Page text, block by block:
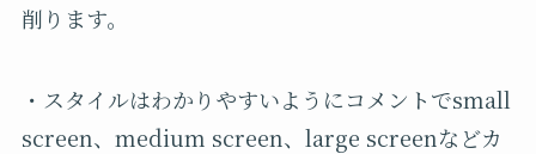
削ります。
・スタイルはわかりやすいようにコメントでsmall
screen、medium screen、large screenなどカ